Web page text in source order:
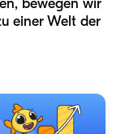
einer Welt der